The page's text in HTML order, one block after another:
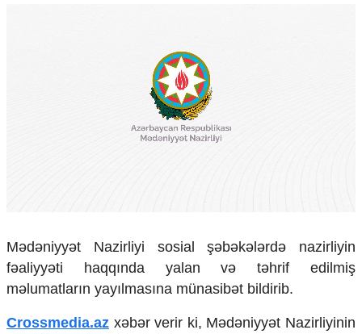
Multimedia
Foto
Video
Podcast
Mədəniyyət Nazirliyi sosial şəbəkələrdə nazirliyin
fəaliyyəti haqqında yalan və təhrif edilmiş
məlumatların yayılmasına münasibət bildirib.
Crossmedia.az xəbər verir ki, Mədəniyyət Nazirliyinin